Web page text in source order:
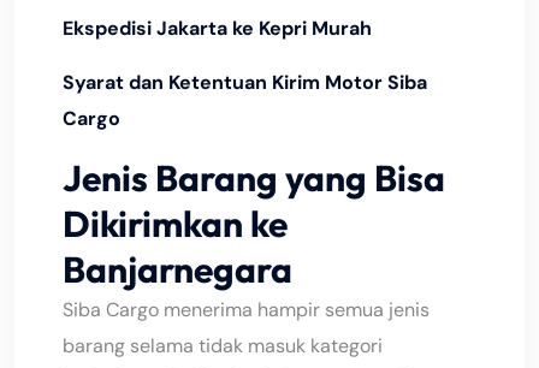
Ekspedisi Jakarta ke Kepri Murah
Syarat dan Ketentuan Kirim Motor Siba
Cargo
Jenis Barang yang Bisa
Dikirimkan ke
Banjarnegara
Siba Cargo menerima hampir semua jenis
barang selama tidak masuk kategori